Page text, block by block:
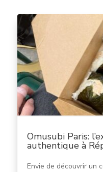
Omusubi Paris:
authentique à
Envie de découvrir un